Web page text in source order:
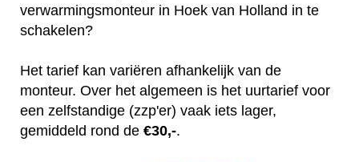
verwarmingsmonteur in Hoek van Holland in te
schakelen?
Het tarief kan variëren afhankelijk van de
monteur. Over het algemeen is het uurtarief voor
een zelfstandige (zzp'er) vaak iets lager,
gemiddeld rond de €30,-.